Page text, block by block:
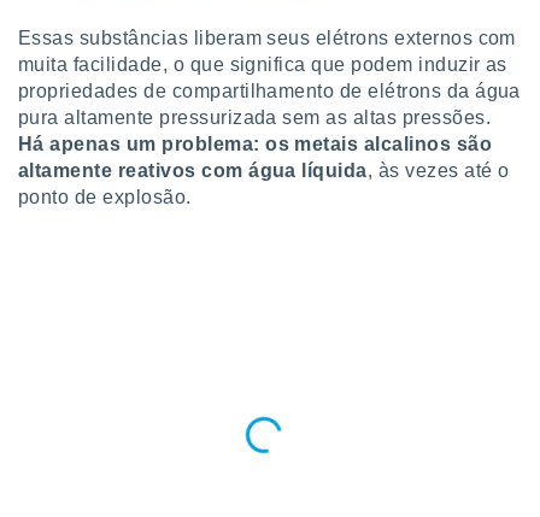
de
1199
Essas substâncias liberam seus elétrons externos com
muita facilidade, o que significa que podem induzir as
propriedades de compartilhamento de elétrons da água
pura altamente pressurizada sem as altas pressões.
Há apenas um problema: os metais alcalinos são
altamente reativos com água líquida, às vezes até o
ponto de explosão.